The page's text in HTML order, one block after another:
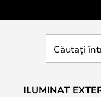
întregul
aici...
ILUMINAT